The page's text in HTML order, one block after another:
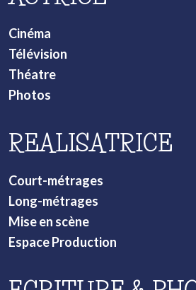
Cinéma
Télévision
Théatre
Photos
REALISATRICE
Court-métrages
Long-métrages
Mise en scène
Espace Production